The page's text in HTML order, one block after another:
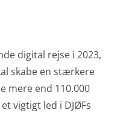
digital rejse i 2023,
skabe en stærkere
mere end 110.000
vigtigt led i DJØFs